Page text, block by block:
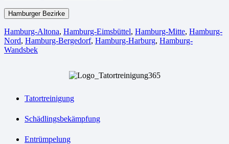
Hamburger Bezirke
Hamburg-Altona, Hamburg-Eimsbüttel, Hamburg-Mitte, Hamburg-
Nord, Hamburg-Bergedorf, Hamburg-Harburg, Hamburg-
Wandsbek
Tatortreinigung
Schädlingsbekämpfung
Entrümpelung